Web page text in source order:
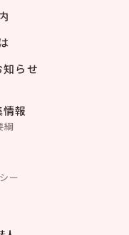
らせ
報
綱
ー